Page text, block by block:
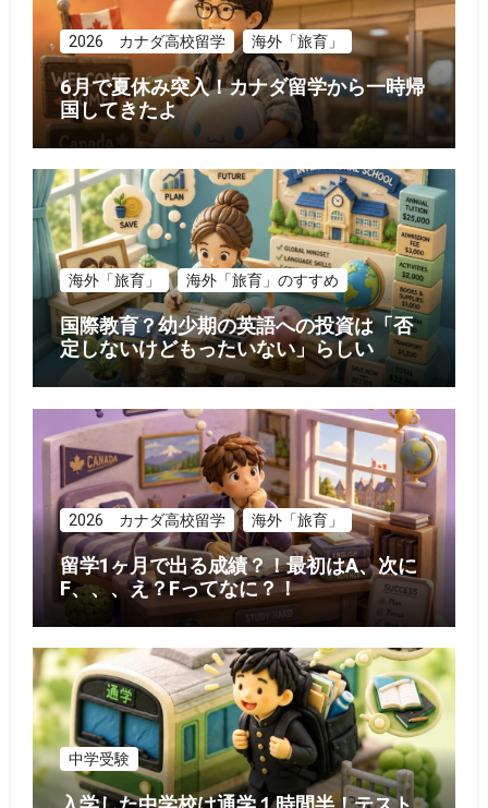
2026 カナダ高校留学 海外「旅育」
6月で夏休み突入！カナダ留学から一時帰
国してきたよ
海外「旅育」 海外「旅育」のすすめ
国際教育？幼少期の英語への投資は「否
定しないけどもったいない」らしい
2026 カナダ高校留学 海外「旅育」
留学1ヶ月で出る成績？！最初はA、次に
F、、、え？Fってなに？！
中学受験